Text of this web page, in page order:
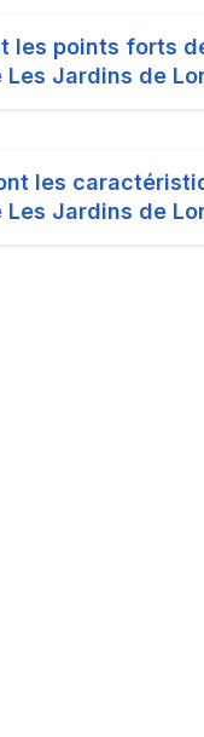
les points forts
Les Jardins de
les
Les Jardins de